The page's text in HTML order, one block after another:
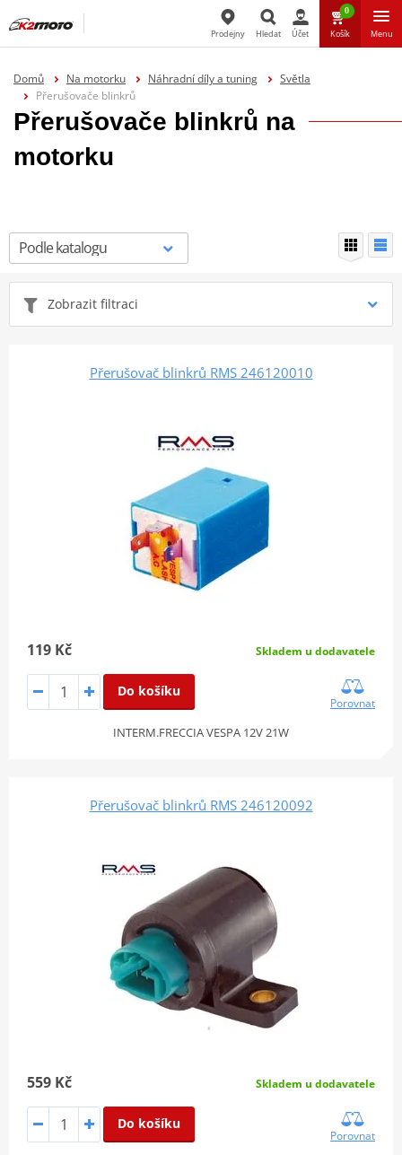
Prodejny Hledat Účet
0
Košík Menu
Domů Na motorku Náhradní díly a tuning
Světla
Přerušovače blinkrů
Přerušovače blinkrů na
motorku
Zobrazit filtraci
Přerušovač blinkrů RMS 246120010
119 Kč Skladem u dodavatele
Do košíku
Porovnat
INTERM.FRECCIA VESPA 12V 21W
Přerušovač blinkrů RMS 246120092
559 Kč Skladem u dodavatele
Do košíku
Porovnat